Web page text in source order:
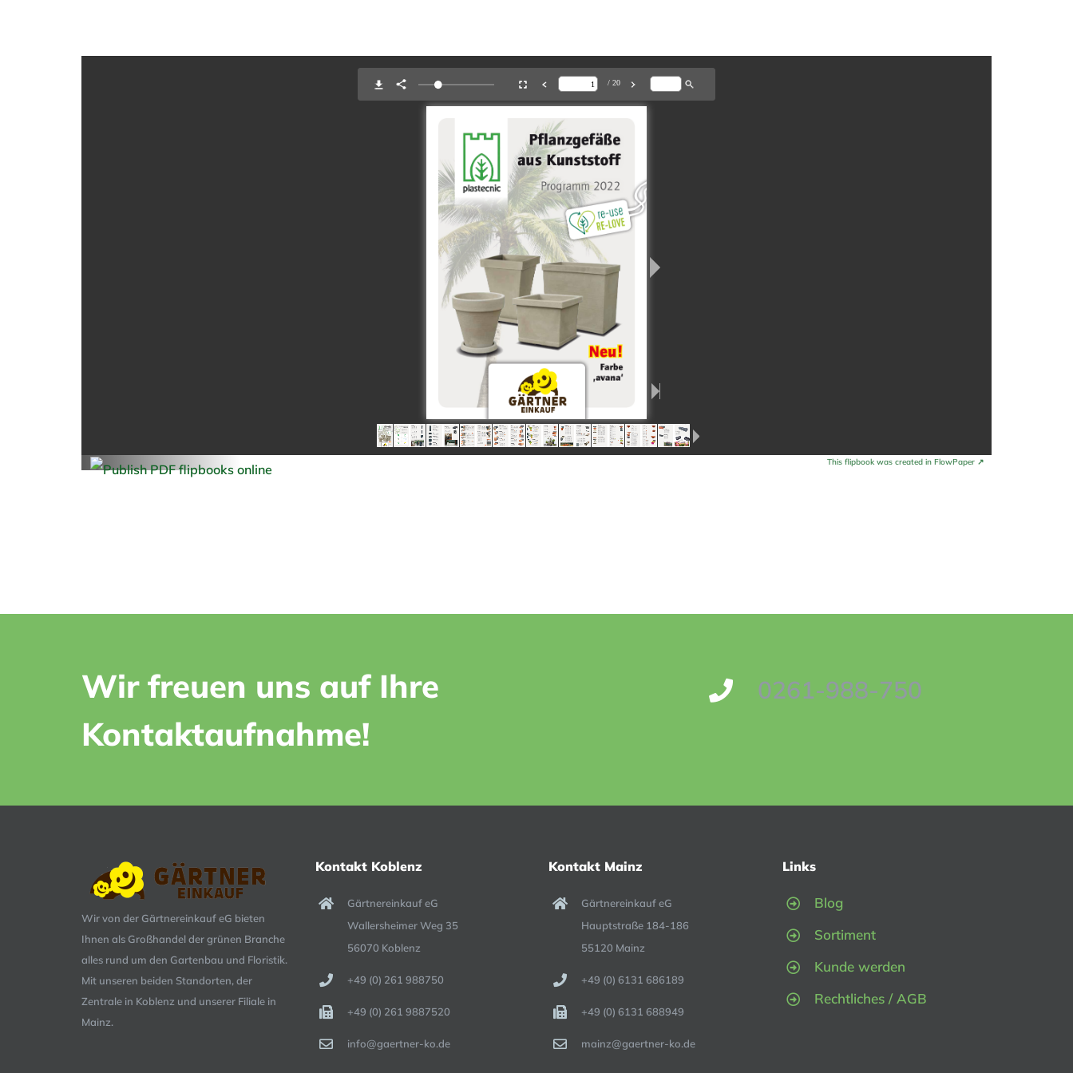
This flipbook was created in FlowPaper ↗
Wir freuen uns auf Ihre
Kontaktaufnahme!
0261-988-750
Wir von der Gärtnereinkauf eG bieten
Ihnen als Großhandel der grünen Branche
alles rund um den Gartenbau und Floristik.
Mit unseren beiden Standorten, der
Zentrale in Koblenz und unserer Filiale in
Mainz.
Kontakt Koblenz
Gärtnereinkauf eG
Wallersheimer Weg 35
56070 Koblenz
+49 (0) 261 988750
+49 (0) 261 9887520
info@gaertner-ko.de
Kontakt Mainz
Gärtnereinkauf eG
Hauptstraße 184-186
55120 Mainz
+49 (0) 6131 686189
+49 (0) 6131 688949
mainz@gaertner-ko.de
Links
Blog
Sortiment
Kunde werden
Rechtliches / AGB